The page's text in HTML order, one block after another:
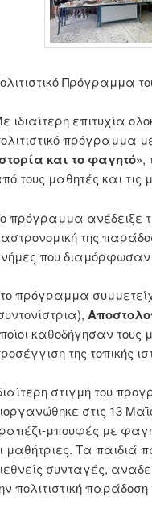
Πρόγραμμα
ιδιαίτερη επιτυχία
πρόγραμμα
και το φαγητό»,
τους μαθητές και τις
πρόγραμμα ανέδειξε
της
που διαμόρφωσαν
πρόγραμμα
καθοδήγησαν τους
της τοπικής
στιγμή του
στις 13
μπουφές με
μαθήτριες. Τα παιδιά
συνταγές,
πολιτιστική